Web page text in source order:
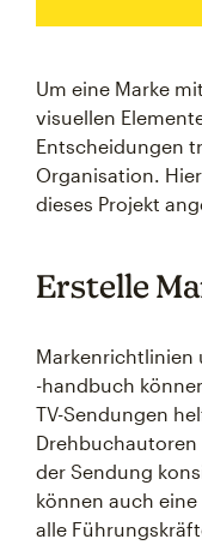
Um eine Marke
visuellen
Entscheidungen
Organisation.
dieses Projekt
Erstelle
Markenrichtlinien
-handbuch
TV-Sendungen
der Sendung
können auch
alle